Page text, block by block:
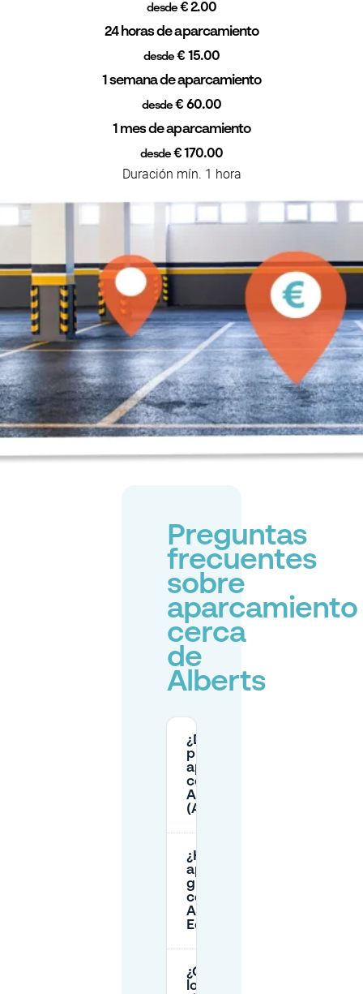
desde€ 2.00
24 horas de aparcamiento
desde € 15.00
1 semana de aparcamiento
desde € 60.00
1 mes de aparcamiento
desde€ 170.00
Duración mín. 1 hora
Preguntas
frecuentes
sobre
aparcamiento
cerca
de
Alberts
¿Dónde
puedo
aparcar
cerca de
Alberts
(Amersfoort)?
¿Hay
aparcamiento
gratuito
cerca de
Albert Heijn
Eemplein?
¿Cuáles son
los precios